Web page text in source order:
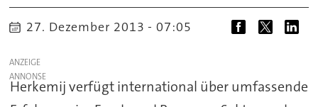
27. Dezember 2013 - 07:05
ANZEIGE
Herkemij verfügt international über umfassende